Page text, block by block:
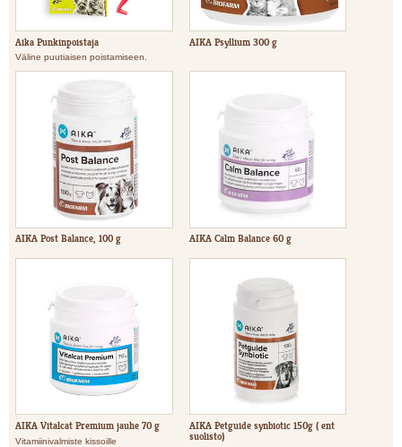
Aika Punkinpoistaja
Väline puutiaisen poistamiseen.
AIKA Psyllium 300 g
AIKA Post Balance, 100 g AIKA Calm Balance 60 g
AIKA Vitalcat Premium jauhe 70 g
Vitamiinivalmiste kissoille
AIKA Petguide synbiotic 150g ( ent
suolisto)